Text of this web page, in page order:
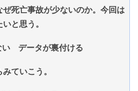
死亡事故が少ないのか。今回は
と思う。
い データが裏付ける
ていこう。